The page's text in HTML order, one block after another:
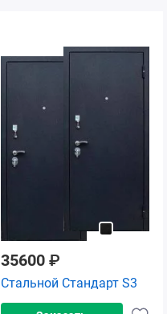
35600 ₽
Стальной Стандарт S3